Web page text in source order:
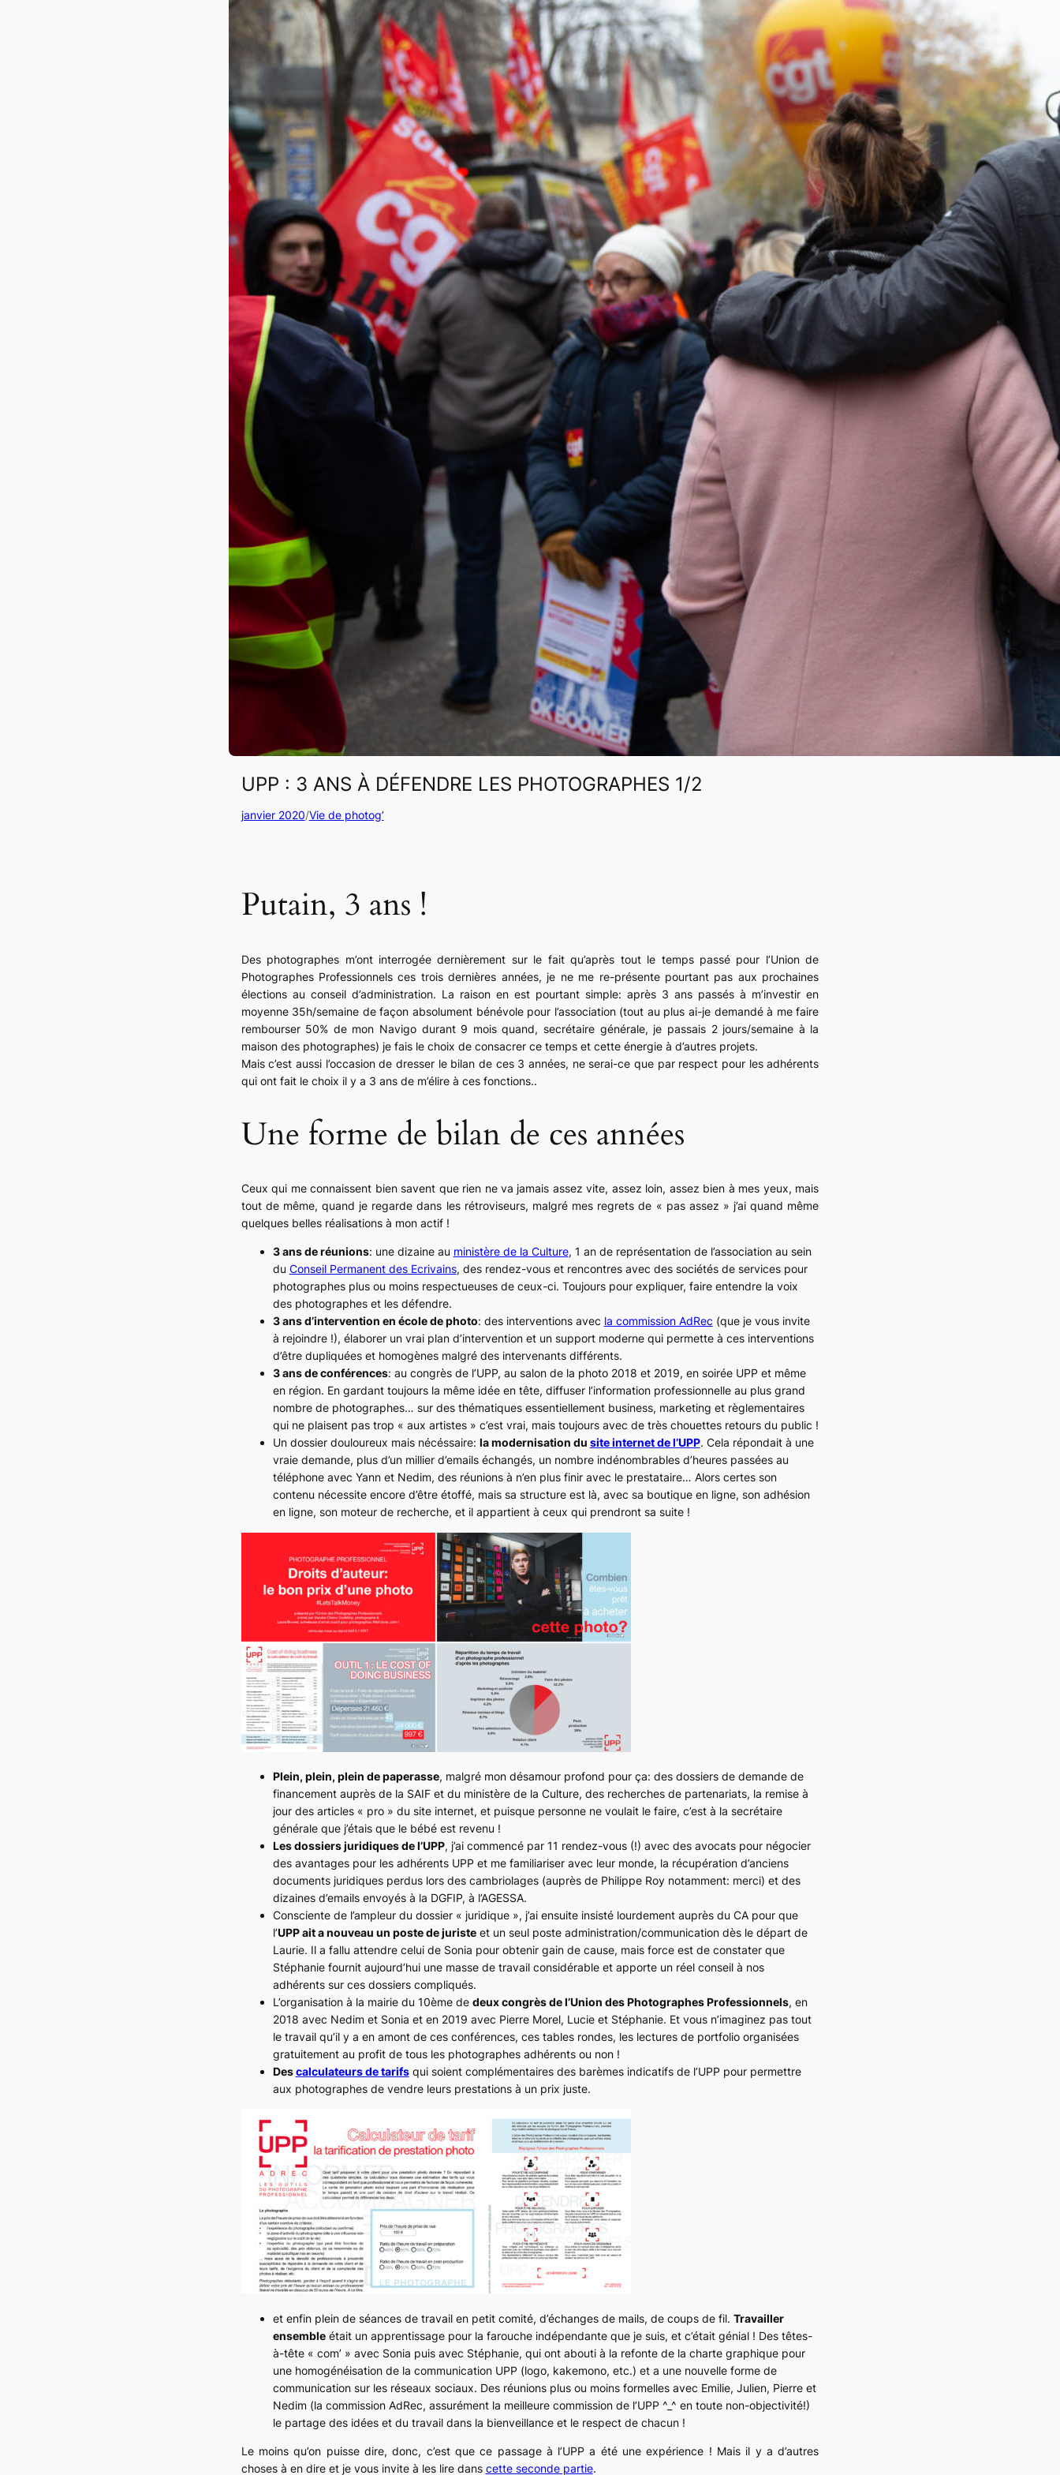
UPP : 3 ANS À DÉFENDRE LES PHOTOGRAPHES 1/2
janvier 2020/Vie de photog’
Putain, 3 ans !
Des photographes m’ont interrogée dernièrement sur le fait qu’après tout le temps passé pour l’Union de
Photographes Professionnels ces trois dernières années, je ne me re-présente pourtant pas aux prochaines
élections au conseil d’administration. La raison en est pourtant simple: après 3 ans passés à m’investir en
moyenne 35h/semaine de façon absolument bénévole pour l’association (tout au plus ai-je demandé à me faire
rembourser 50% de mon Navigo durant 9 mois quand, secrétaire générale, je passais 2 jours/semaine à la
maison des photographes) je fais le choix de consacrer ce temps et cette énergie à d’autres projets.
Mais c’est aussi l’occasion de dresser le bilan de ces 3 années, ne serai-ce que par respect pour les adhérents
qui ont fait le choix il y a 3 ans de m’élire à ces fonctions..
Une forme de bilan de ces années
Ceux qui me connaissent bien savent que rien ne va jamais assez vite, assez loin, assez bien à mes yeux, mais
tout de même, quand je regarde dans les rétroviseurs, malgré mes regrets de « pas assez » j’ai quand même
quelques belles réalisations à mon actif !
3 ans de réunions: une dizaine au ministère de la Culture, 1 an de représentation de l’association au sein
du Conseil Permanent des Ecrivains, des rendez-vous et rencontres avec des sociétés de services pour
photographes plus ou moins respectueuses de ceux-ci. Toujours pour expliquer, faire entendre la voix
des photographes et les défendre.
3 ans d’intervention en école de photo: des interventions avec la commission AdRec (que je vous invite
à rejoindre !), élaborer un vrai plan d’intervention et un support moderne qui permette à ces interventions
d’être dupliquées et homogènes malgré des intervenants différents.
3 ans de conférences: au congrès de l’UPP, au salon de la photo 2018 et 2019, en soirée UPP et même
en région. En gardant toujours la même idée en tête, diffuser l’information professionnelle au plus grand
nombre de photographes… sur des thématiques essentiellement business, marketing et règlementaires
qui ne plaisent pas trop « aux artistes » c’est vrai, mais toujours avec de très chouettes retours du public !
Un dossier douloureux mais nécéssaire: la modernisation du site internet de l’UPP. Cela répondait à une
vraie demande, plus d’un millier d’emails échangés, un nombre indénombrables d’heures passées au
téléphone avec Yann et Nedim, des réunions à n’en plus finir avec le prestataire… Alors certes son
contenu nécessite encore d’être étoffé, mais sa structure est là, avec sa boutique en ligne, son adhésion
en ligne, son moteur de recherche, et il appartient à ceux qui prendront sa suite !
Plein, plein, plein de paperasse, malgré mon désamour profond pour ça: des dossiers de demande de
financement auprès de la SAIF et du ministère de la Culture, des recherches de partenariats, la remise à
jour des articles « pro » du site internet, et puisque personne ne voulait le faire, c’est à la secrétaire
générale que j’étais que le bébé est revenu !
Les dossiers juridiques de l’UPP, j’ai commencé par 11 rendez-vous (!) avec des avocats pour négocier
des avantages pour les adhérents UPP et me familiariser avec leur monde, la récupération d’anciens
documents juridiques perdus lors des cambriolages (auprès de Philippe Roy notamment: merci) et des
dizaines d’emails envoyés à la DGFIP, à l’AGESSA.
Consciente de l’ampleur du dossier « juridique », j’ai ensuite insisté lourdement auprès du CA pour que
l’UPP ait a nouveau un poste de juristeet un seul poste administration/communication dès le départ de
Laurie. Il a fallu attendre celui de Sonia pour obtenir gain de cause, mais force est de constater que
Stéphanie fournit aujourd’hui une masse de travail considérable et apporte un réel conseil à nos
adhérents sur ces dossiers compliqués.
L’organisation à la mairie du 10ème de deux congrès de l’Union des Photographes Professionnels, en
2018 avec Nedim et Sonia et en 2019 avec Pierre Morel, Lucie et Stéphanie. Et vous n’imaginez pas tout
le travail qu’il y a en amont de ces conférences, ces tables rondes, les lectures de portfolio organisées
gratuitement au profit de tous les photographes adhérents ou non !
Descalculateurs de tarifsqui soient complémentaires des barèmes indicatifs de l’UPP pour permettre
aux photographes de vendre leurs prestations à un prix juste.
et enfin plein de séances de travail en petit comité, d’échanges de mails, de coups de fil. Travailler
ensembleétait un apprentissage pour la farouche indépendante que je suis, et c’était génial ! Des têtes-
à-tête « com’ » avec Sonia puis avec Stéphanie, qui ont abouti à la refonte de la charte graphique pour
une homogénéisation de la communication UPP (logo, kakemono, etc.) et a une nouvelle forme de
communication sur les réseaux sociaux. Des réunions plus ou moins formelles avec Emilie, Julien, Pierre et
Nedim (la commission AdRec, assurément la meilleure commission de l’UPP ^_^ en toute non-objectivité!)
le partage des idées et du travail dans la bienveillance et le respect de chacun !
Le moins qu’on puisse dire, donc, c’est que ce passage à l’UPP a été une expérience ! Mais il y a d’autres
choses à en dire et je vous invite à les lire dans cette seconde partie.